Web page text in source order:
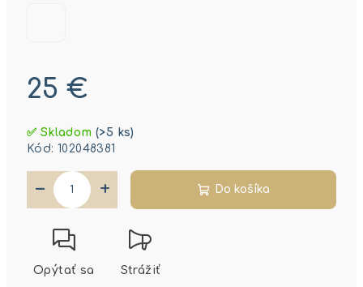
25 €
cena:
✅ Skladom(>5 ks)
Kód: 102048381
+
− Do košíka
Opýtať sa Strážiť